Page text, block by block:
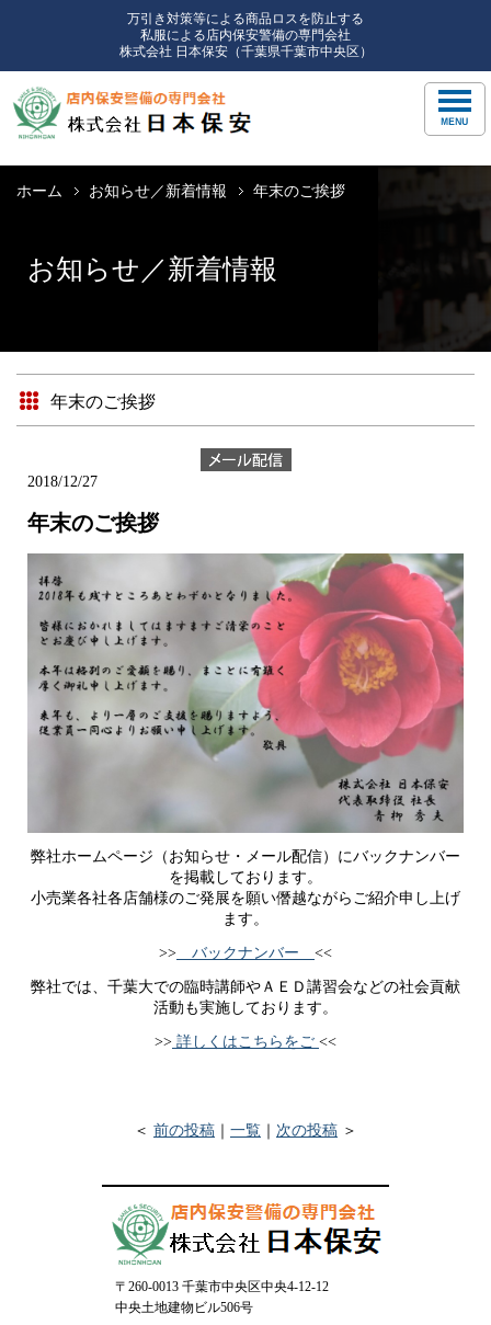
万引き対策等による商品ロスを防止する
私服による店内保安警備の専門会社
株式会社 日本保安（千葉県千葉市中央区）
ホーム お知らせ／新着情報 年末のご挨拶
お知らせ／新着情報
年末のご挨拶
2018/12/27
年末のご挨拶
弊社ホームページ（お知らせ・メール配信）にバックナンバー
を掲載しております。
小売業各社各店舗様のご発展を願い僭越ながらご紹介申し上げ
ます。
>> バックナンバー <<
弊社では、千葉大での臨時講師やＡＥＤ講習会などの社会貢献
活動も実施しております。
>> 詳しくはこちらをご <<
＜ 前の投稿 ｜ 一覧 ｜ 次の投稿 ＞
〒260-0013 千葉市中央区中央4-12-12
中央土地建物ビル506号